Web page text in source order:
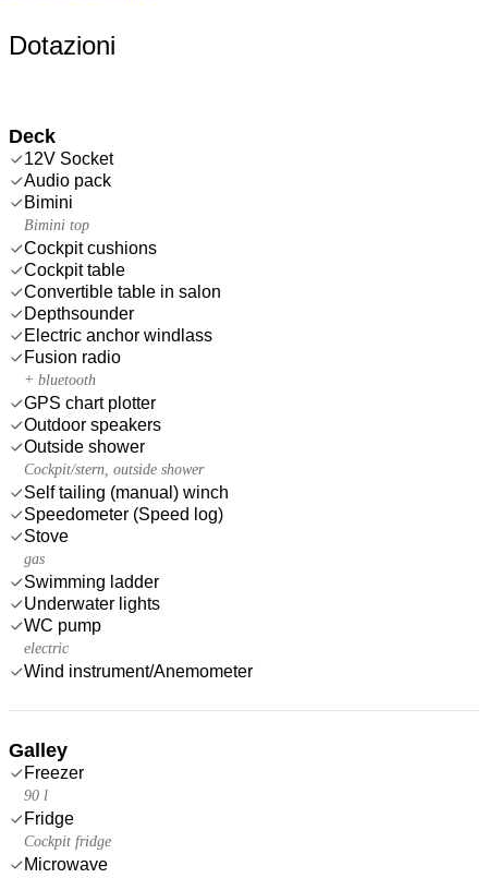
Dotazioni
Deck
12V Socket
Audio pack
Bimini
Bimini top
Cockpit cushions
Cockpit table
Convertible table in salon
Depthsounder
Electric anchor windlass
Fusion radio
+ bluetooth
GPS chart plotter
Outdoor speakers
Outside shower
Cockpit/stern, outside shower
Self tailing (manual) winch
Speedometer (Speed log)
Stove
gas
Swimming ladder
Underwater lights
WC pump
electric
Wind instrument/Anemometer
Galley
Freezer
90 l
Fridge
Cockpit fridge
Microwave